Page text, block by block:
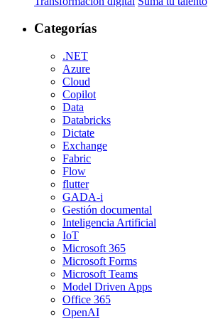
Categorías
.NET
Azure
Cloud
Copilot
Data
Databricks
Dictate
Exchange
Fabric
Flow
flutter
GADA-i
Gestión documental
Inteligencia Artificial
IoT
Microsoft 365
Microsoft Forms
Microsoft Teams
Model Driven Apps
Office 365
OpenAI